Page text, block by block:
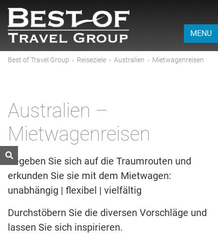
MENU
Best of Travel Group › Reiseziele › Australien › Mietwagenreisen
Australien –
Mietwagenreisen
Begeben Sie sich auf die Traumrouten und
erkunden Sie sie mit dem Mietwagen:
unabhängig | flexibel | vielfältig
Durchstöbern Sie die diversen Vorschläge und
lassen Sie sich inspirieren.